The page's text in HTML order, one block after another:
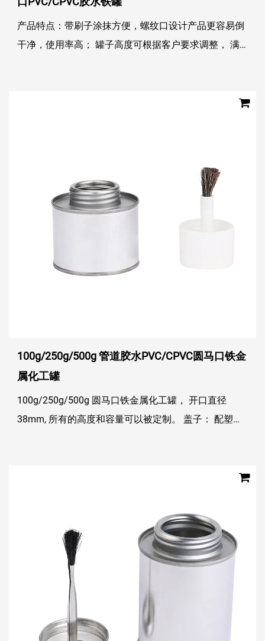
产品特点：带刷子涂抹方便，螺纹口设计产品更容易倒
干净，使用率高； 罐子高度可根据客户要求调整， 满
100g/250g/500g 管道胶水PVC/CPVC圆马口铁金
属化工罐
100g/250g/500g 圆马口铁金属化工罐， 开口直径
38mm, 所有的高度和容量可以被定制。 盖子： 配塑料